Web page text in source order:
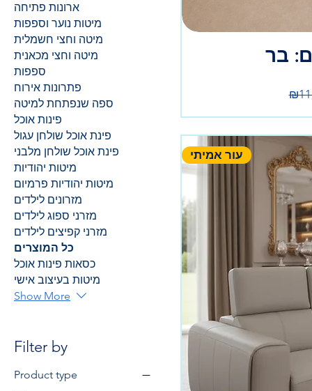
ארונות פתיחה
מיטות נוער וספפות
מיטה וחצי חשמלית
מיטה וחצי מכאנית
ספפות
פתרונות אירוח
ספה שנפתחת למיטה
פינות אוכל
פינת אוכל שולחן עגול
פינת אוכל שולחן מלבני
מיטות יהודיות
מיטות יהודיות פרמיום
מזרונים לילדים
מזרני ספוג לילדים
מזרני קפיצים לילדים
כל המוצרים
כסאות פינות אוכל
מיטות בעיצוב אישי
Show More
Filter by
Product type
בר
עור אמיתי